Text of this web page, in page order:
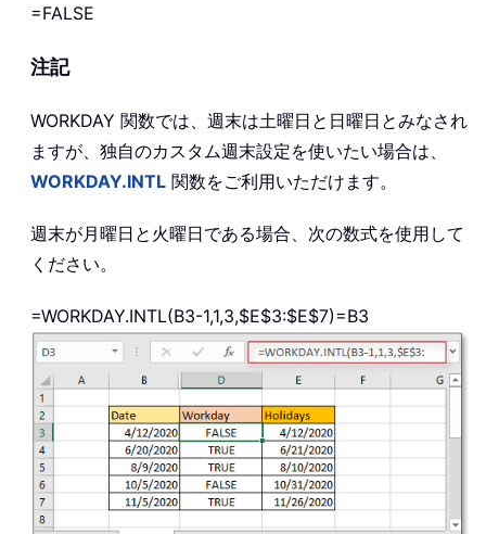
=FALSE
注記
WORKDAY 関数では、週末は土曜日と日曜日とみなされ
ますが、独自のカスタム週末設定を使いたい場合は、
WORKDAY.INTL 関数をご利用いただけます。
週末が月曜日と火曜日である場合、次の数式を使用して
ください。
=WORKDAY.INTL(B3-1,1,3,$E$3:$E$7)=B3